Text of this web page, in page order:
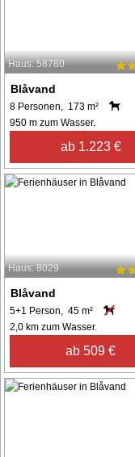
Haus: 58780
Blåvand
8 Personen, 173 m²
950 m zum Wasser.
ab 1.223 €
Haus: 8029
Blåvand
5+1 Person, 45 m²
2,0 km zum Wasser.
ab 509 €